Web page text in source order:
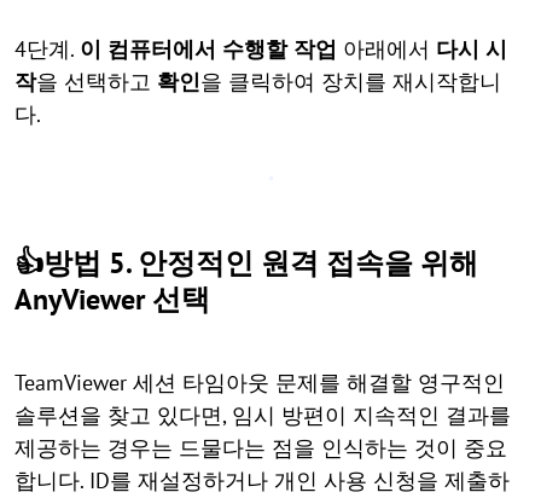
4단계. 이 컴퓨터에서 수행할 작업 아래에서 다시 시
작을 선택하고 확인을 클릭하여 장치를 재시작합니
다.
👍방법 5. 안정적인 원격 접속을 위해
AnyViewer 선택
TeamViewer 세션 타임아웃 문제를 해결할 영구적인
솔루션을 찾고 있다면, 임시 방편이 지속적인 결과를
제공하는 경우는 드물다는 점을 인식하는 것이 중요
합니다. ID를 재설정하거나 개인 사용 신청을 제출하